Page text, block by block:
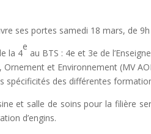
ses portes samedi 18 mars, de
la 4
e
au BTS : 4e et 3e de
et Environnement (MV
des différentes
et salle de soins pour la filière
d’engins.